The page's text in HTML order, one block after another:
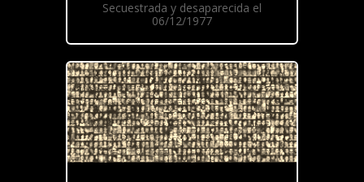
Secuestrada y desaparecida el
06/12/1977